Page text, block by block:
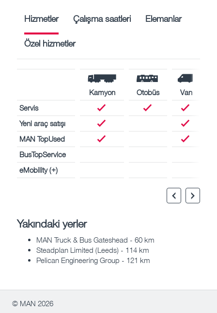
Hizmetler Çalışma saatleri Elemanlar
Özel hizmetler
Kamyon Otobüs
Van
Servis
Yeni araç satışı
MAN TopUsed
BusTopService
eMobility (+)
Yakındaki yerler
MAN Truck & Bus Gateshead - 60 km
Steadplan Limited (Leeds) - 114 km
Pelican Engineering Group - 121 km
© MAN 2026